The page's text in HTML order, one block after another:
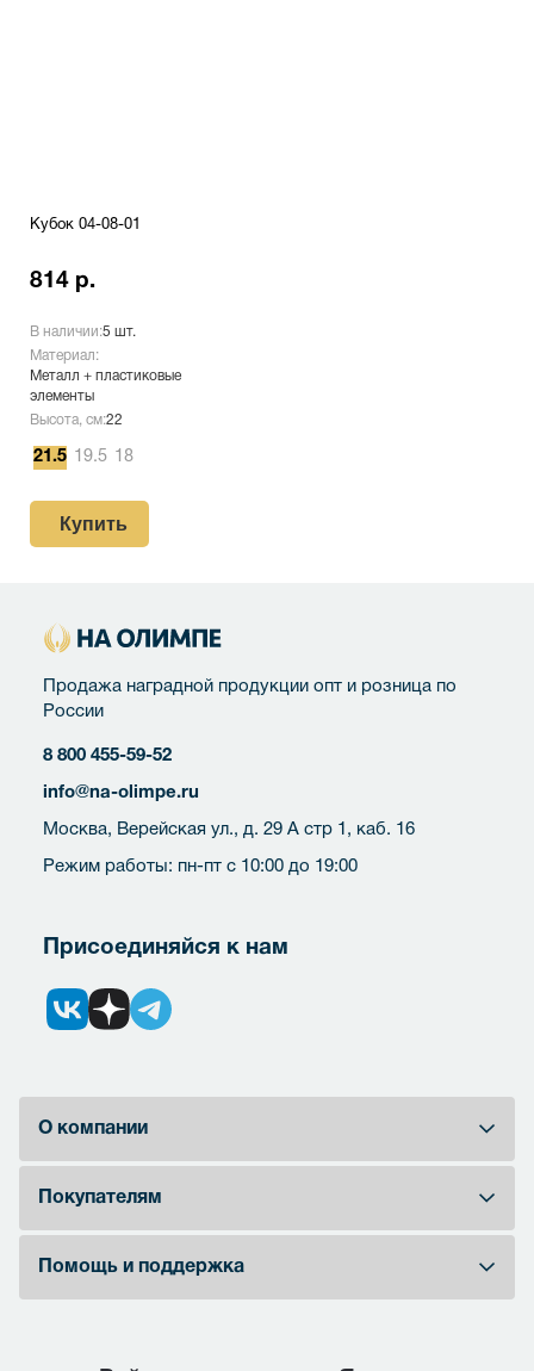
Кубок 04-08-01
814 р.
В наличии:5 шт.
Материал:
Металл + пластиковые
элементы
Высота, см:22
21.5 19.5 18
Купить
Продажа наградной продукции опт и розница по
России
8 800 455-59-52
info@na-olimpe.ru
Москва, Верейская ул., д. 29 А стр 1, каб. 16
Режим работы: пн-пт с 10:00 до 19:00
Присоединяйся к нам
О компании
Покупателям
Помощь и поддержка